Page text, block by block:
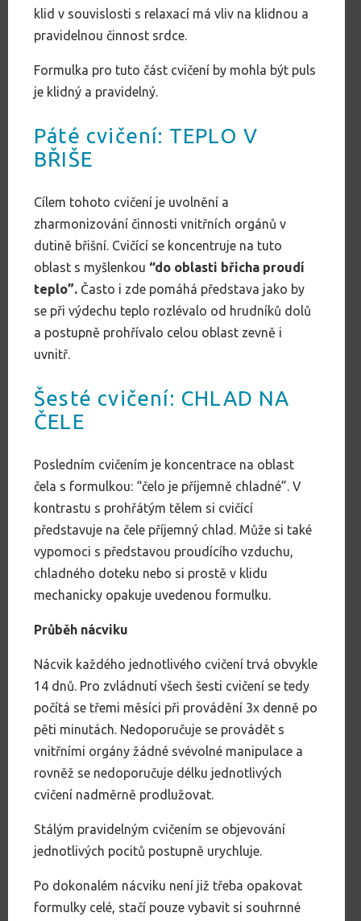
klid v souvislosti s relaxací má vliv na klidnou a
pravidelnou činnost srdce.
Formulka pro tuto část cvičení by mohla být puls
je klidný a pravidelný.
Páté cvičení: TEPLO V
BŘIŠE
Cílem tohoto cvičení je uvolnění a
zharmonizování činnosti vnitřních orgánů v
dutině břišní. Cvičící se koncentruje na tuto
oblast s myšlenkou “do oblasti břicha proudí
teplo”. Často i zde pomáhá představa jako by
se při výdechu teplo rozlévalo od hrudníků dolů
a postupně prohřívalo celou oblast zevně i
uvnitř.
Šesté cvičení: CHLAD NA
ČELE
Posledním cvičením je koncentrace na oblast
čela s formulkou: “čelo je příjemně chladné”. V
kontrastu s prohřátým tělem si cvičící
představuje na čele příjemný chlad. Může si také
vypomoci s představou proudícího vzduchu,
chladného doteku nebo si prostě v klidu
mechanicky opakuje uvedenou formulku.
Průběh nácviku
Nácvik každého jednotlivého cvičení trvá obvykle
14 dnů. Pro zvládnutí všech šesti cvičení se tedy
počítá se třemi měsíci při provádění 3x denně po
pěti minutách. Nedoporučuje se provádět s
vnitřními orgány žádné svévolné manipulace a
rovněž se nedoporučuje délku jednotlivých
cvičení nadměrně prodlužovat.
Stálým pravidelným cvičením se objevování
jednotlivých pocitů postupně urychluje.
Po dokonalém nácviku není již třeba opakovat
formulky celé, stačí pouze vybavit si souhrnné